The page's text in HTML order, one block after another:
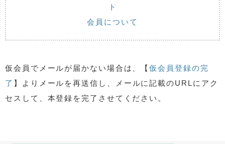
ト
会員について
仮会員でメールが届かない場合は、【仮会員登録の完
了 】よりメールを再送信し、メールに記載のURLにアク
セスして、本登録を完了させてください。